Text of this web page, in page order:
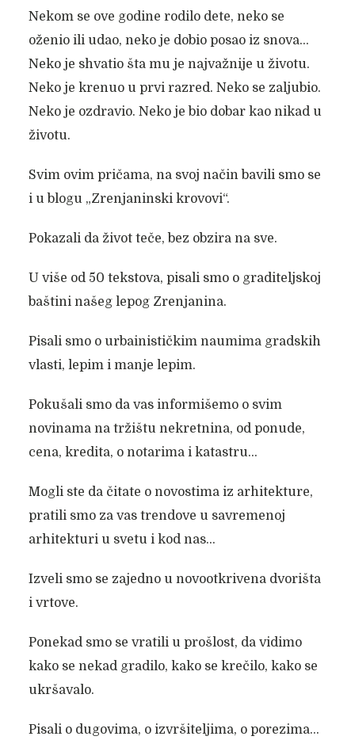
Nekom se ove godine rodilo dete, neko se
oženio ili udao, neko je dobio posao iz snova…
Neko je shvatio šta mu je najvažnije u životu.
Neko je krenuo u prvi razred. Neko se zaljubio.
Neko je ozdravio. Neko je bio dobar kao nikad u
životu.
Svim ovim pričama, na svoj način bavili smo se
i u blogu „Zrenjaninski krovovi“.
Pokazali da život teče, bez obzira na sve.
U više od 50 tekstova, pisali smo o graditeljskoj
baštini našeg lepog Zrenjanina.
Pisali smo o urbainističkim naumima gradskih
vlasti, lepim i manje lepim.
Pokušali smo da vas informišemo o svim
novinama na tržištu nekretnina, od ponude,
cena, kredita, o notarima i katastru…
Mogli ste da čitate o novostima iz arhitekture,
pratili smo za vas trendove u savremenoj
arhitekturi u svetu i kod nas…
Izveli smo se zajedno u novootkrivena dvorišta
i vrtove.
Ponekad smo se vratili u prošlost, da vidimo
kako se nekad gradilo, kako se krečilo, kako se
ukršavalo.
Pisali o dugovima, o izvršiteljima, o porezima…